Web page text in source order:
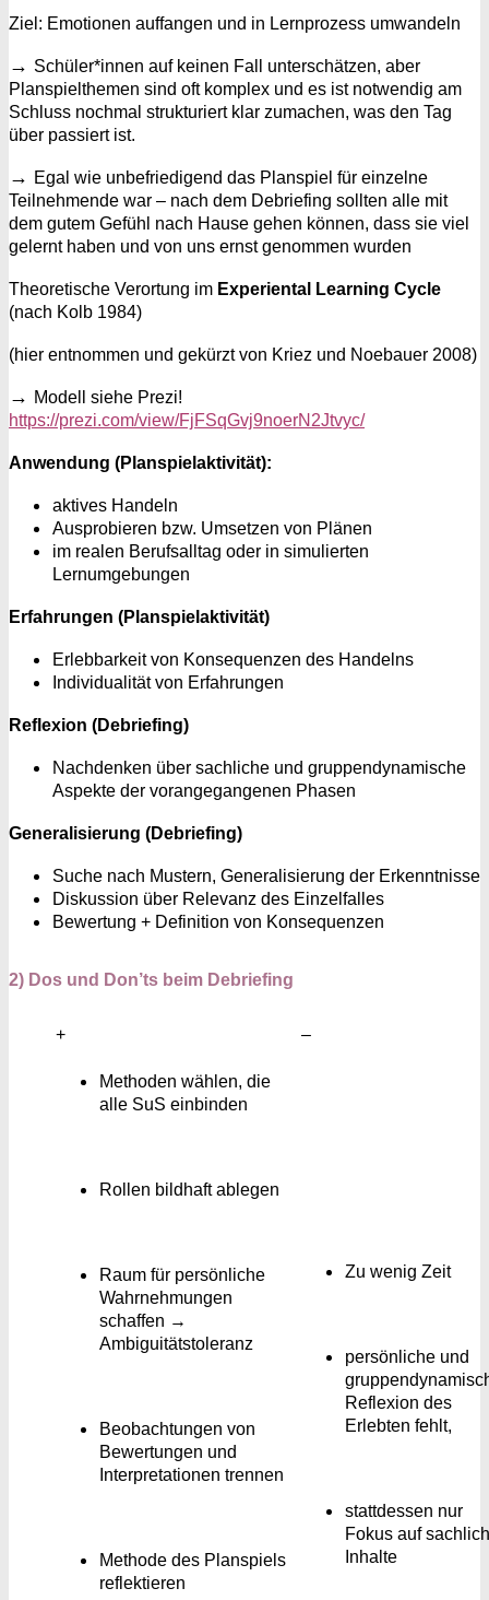
Ziel: Emotionen auffangen und in Lernprozess umwandeln
→ Schüler*innen auf keinen Fall unterschätzen, aber
Planspielthemen sind oft komplex und es ist notwendig am
Schluss nochmal strukturiert klar zumachen, was den Tag
über passiert ist.
→ Egal wie unbefriedigend das Planspiel für einzelne
Teilnehmende war – nach dem Debriefing sollten alle mit
dem gutem Gefühl nach Hause gehen können, dass sie viel
gelernt haben und von uns ernst genommen wurden
Theoretische Verortung im Experiental Learning Cycle
(nach Kolb 1984)
(hier entnommen und gekürzt von Kriez und Noebauer 2008)
→ Modell siehe Prezi!
https://prezi.com/view/FjFSqGvj9noerN2Jtvyc/
Anwendung (Planspielaktivität):
aktives Handeln
Ausprobieren bzw. Umsetzen von Plänen
im realen Berufsalltag oder in simulierten
Lernumgebungen
Erfahrungen (Planspielaktivität)
Erlebbarkeit von Konsequenzen des Handelns
Individualität von Erfahrungen
Reflexion (Debriefing)
Nachdenken über sachliche und gruppendynamische
Aspekte der vorangegangenen Phasen
Generalisierung (Debriefing)
Suche nach Mustern, Generalisierung der Erkenntnisse
Diskussion über Relevanz des Einzelfalles
Bewertung + Definition von Konsequenzen
2) Dos und Don’ts beim Debriefing
+ –
Methoden wählen, die
alle SuS einbinden
Rollen bildhaft ablegen
Raum für persönliche
Wahrnehmungen
schaffen →
Ambiguitätstoleranz
Beobachtungen von
Bewertungen und
Interpretationen trennen
Methode des Planspiels
reflektieren
Zu wenig Zeit
persönliche und
Reflexion des
Erlebten fehlt,
stattdessen nur
Fokus auf
Inhalte